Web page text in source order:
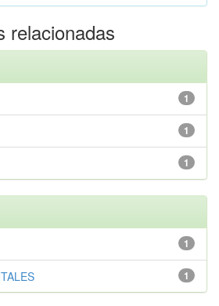
relacionadas
1
1
1
1
1